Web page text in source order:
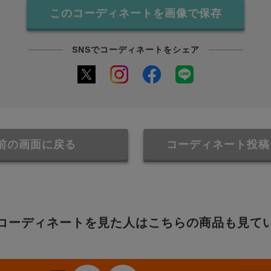
このコーディネートを画像で保存
SNSでコーディネートをシェア
の画面に戻る コーディネート投
ーディネートを見た人はこちらの商品も見て